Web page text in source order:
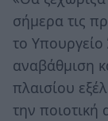
σήμερα τις
το Υπουργείο
αναβάθμιση
πλαισίου
την